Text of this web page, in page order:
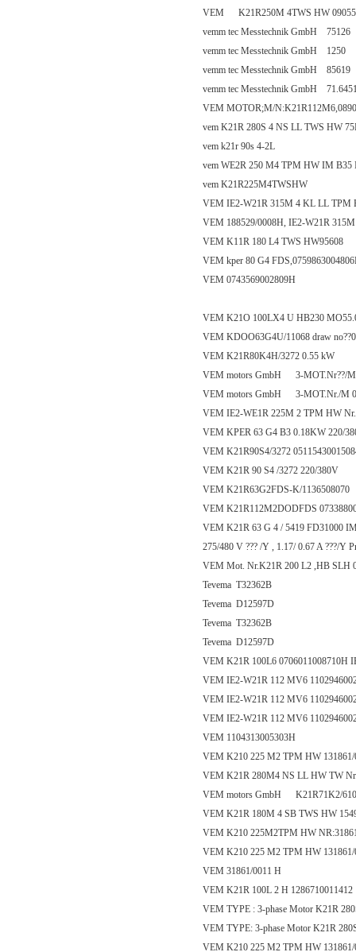
VEM K21R250M 4TWS HW
vemm tec Messtechnik GmbH 75126
vemm tec Messtechnik GmbH 1250
vemm tec Messtechnik GmbH 85619
vemm tec Messtechnik GmbH
VEM MOTOR;M/
vem K21R 280S 4 NS LL TWS HW
vem k21r 90s 4-2L
vem WE2R 250 M4 TPM HW IM B35
vem K21R225M4TWSHW
VEM IE2-W21R 315M 4 KL LL TPM
VEM 188529/0008H, IE2-W21R
VEM K11R 180 L4 TWS HW95608
VEM kper 80 G4
VEM 0743569002809H
VEM K21O 100LX4 U HB230
VEM KDOO63G4U/11068 draw
VEM K21R80K4H/3272 0.55 kW
VEM motors GmbH 3-MOT.Nr??/
VEM motors GmbH 3-MOT.Nr./M
VEM IE2-WE1R 225M 2 TPM HW
VEM KPER 63 G4 B3 0.18KW 220/
VEM K21R90S4/3272
VEM K21R 90 S4 /3272 220/380V
VEM K21R63G2FDS-K/1136508070
VEM K21R112M2DODFDS
VEM K21R 63 G 4 / 5419 FD31000
275/480 V ??? /Y , 1.17/ 0.67 A ???/Y
VEM Mot. Nr.K21R 200 L2 ,HB SLH
Tevema T32362B
Tevema D12597D
Tevema T32362B
Tevema D12597D
VEM K21R 100L6 0706011008710H
VEM IE2-W21R 112 MV6
VEM IE2-W21R 112 MV6
VEM IE2-W21R 112 MV6
VEM 1104313005303H
VEM K210 225 M2 TPM HW 131861/
VEM K21R 280M4 NS LL HW TW
VEM motors GmbH K21R71K2/
VEM K21R 180M 4 SB TWS HW
VEM K210 225M2TPM HW
VEM K210 225 M2 TPM HW 131861/
VEM 31861/0011 H
VEM K21R 100L 2 H 1286710011412
VEM TYPE : 3-phase Motor K21R
VEM TYPE: 3-phase Motor K21R
VEM K210 225 M2 TPM HW 131861/